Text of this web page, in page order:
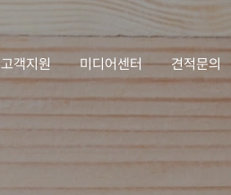
고객지원 미디어센터 견적문의